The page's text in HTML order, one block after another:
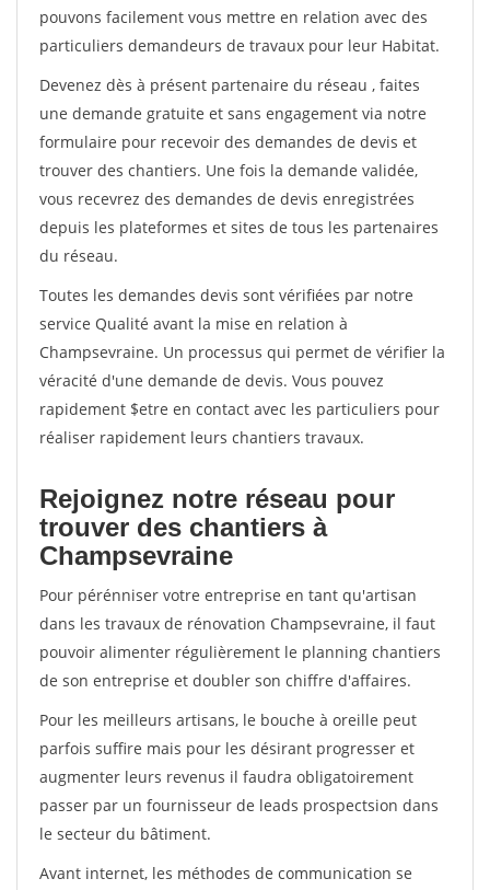
pouvons facilement vous mettre en relation avec des
particuliers demandeurs de travaux pour leur Habitat.
Devenez dès à présent partenaire du réseau , faites
une demande gratuite et sans engagement via notre
formulaire pour recevoir des demandes de devis et
trouver des chantiers. Une fois la demande validée,
vous recevrez des demandes de devis enregistrées
depuis les plateformes et sites de tous les partenaires
du réseau.
Toutes les demandes devis sont vérifiées par notre
service Qualité avant la mise en relation à
Champsevraine. Un processus qui permet de vérifier la
véracité d'une demande de devis. Vous pouvez
rapidement $etre en contact avec les particuliers pour
réaliser rapidement leurs chantiers travaux.
Rejoignez notre réseau pour
trouver des chantiers à
Champsevraine
Pour pérénniser votre entreprise en tant qu'artisan
dans les travaux de rénovation Champsevraine, il faut
pouvoir alimenter régulièrement le planning chantiers
de son entreprise et doubler son chiffre d'affaires.
Pour les meilleurs artisans, le bouche à oreille peut
parfois suffire mais pour les désirant progresser et
augmenter leurs revenus il faudra obligatoirement
passer par un fournisseur de leads prospectsion dans
le secteur du bâtiment.
Avant internet, les méthodes de communication se